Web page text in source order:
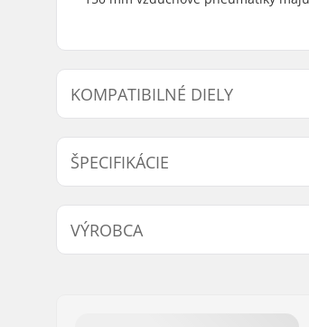
KOMPATIBILNÉ DIELY
Nájsť produkty kompatibilné s
ŠPECIFIKÁCIE
Priemer kolieska:
Typ brzdy:
Presnosť ložísk:
VÝROBCA